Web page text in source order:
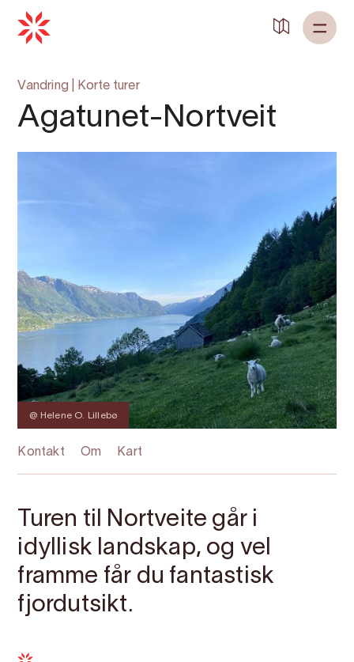
Vandring Korte turer
Agatunet-Nortveit
@ Helene O. Lillebø
Kontakt Om Kart
Turen til Nortveite går i
idyllisk landskap, og vel
framme får du fantastisk
fjordutsikt.